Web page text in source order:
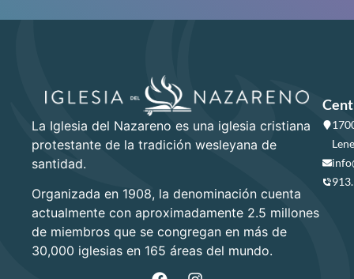
La Iglesia del Nazareno es una iglesia cristiana
protestante de la tradición wesleyana de
santidad.
Organizada en 1908, la denominación cuenta
actualmente con aproximadamente 2.5 millones
de miembros que se congregan en más de
30,000 iglesias en 165 áreas del mundo.